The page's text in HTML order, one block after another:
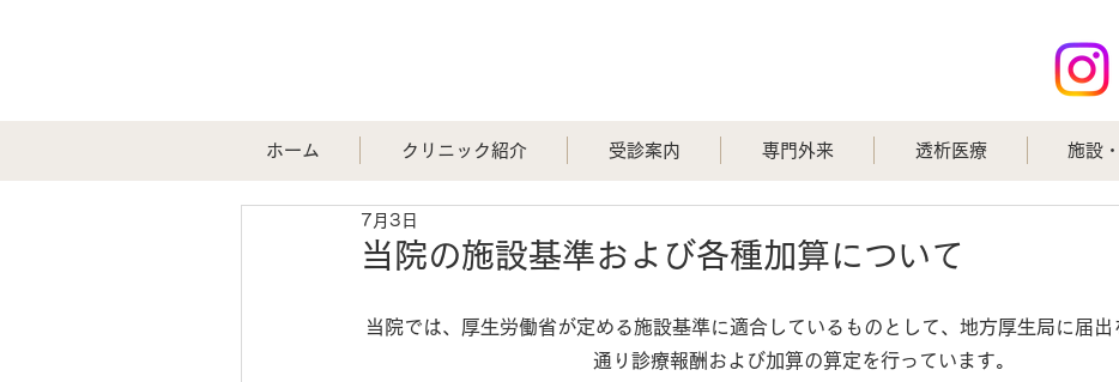
ホーム クリニック紹介 受診案内 専門外来 透析医療 施設
当院の施設基準および各種加算について
7月3日
当院では、厚生労働省が定める施設基準に適合しているものとして、地方厚生局に届出
通り診療報酬および加算の算定を行っています。